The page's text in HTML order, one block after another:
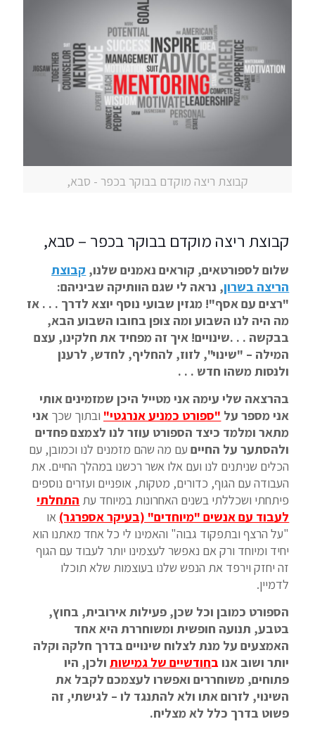
קבוצת ריצה מוקדם בבוקר בכפר - סבא,
קבוצת ריצה מוקדם בבוקר בכפר – סבא,
שלום לספורטאים, קוראים נאמנים שלנו, קבוצת
הריצה בשרון, נראה לי שגם הוותיקה שביניהם:
"רצים עם אסף"! מגזין שבועי נוסף יוצא לדרך . . . אז
מה היה לנו השבוע ומה צופן בחובו השבוע הבא,
בבקשה . . .שינויים! איך זה מפחיד את חלקינו, עצם
המילה – "שינוי", לזוז, להחליף, לחדש, לרענן
ולנסות משהו חדש . . .
בהרצאה שלי עימה אני מטייל היכן שמזמינים אותי
אני מספר על "ספורט כמניע אנרגטי" ובתוך שכך אני
מתאר ומלמד כיצד הספורט עוזר לנו לצמצם פחדים
ולהסתער על החייםעם מה שהם מזמנים לנו וכמובן, עם
הכלים שניתנים לנו ועם אלו אשר רכשנו במהלך החיים. את
העבודה עם הגוף, כדורים, מטקות, אופניים ועזרים נוספים
פיתחתי ושכללתי בשנים האחרונות במיוחד עת התחלתי
לעבוד עם אנשים "מיוחדים" (בעיקר אספרגר) או
"על הרצף ובתפקוד גבוה" והאמינו לי כל אחד מאתנו הוא
יחיד ומיוחד ורק אם נאפשר לעצמינו יותר לעבוד עם הגוף
זה יחזק וירפד את הנפש שלנו בעוצמות שלא תוכלו
לדמיין.
הספורט כמובן וכל שכן, פעילות אירובית, בחוץ,
בטבע, תנועה חופשית ומשוחררת היא אחד
האמצעים על מנת לצלוח שינויים בדרך חלקה וקלה
יותר ושוב אנו בחודשיים של גמישותולכן, היו
פתוחים, משוחררים ואפשרו לעצמכם לקבל את
השינוי, לזרום אתו ולא להתנגד לו – לגישתי, זה
פשוט בדרך כלל לא מצליח.